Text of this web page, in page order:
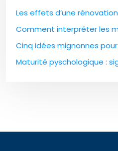
Les effets d’une
Comment interpréter les
Cinq idées mignonnes
Maturité pyschologique :